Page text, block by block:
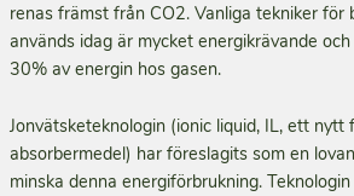
renas främst från CO2. Vanliga tekniker för
används idag är mycket energikrävande
30% av energin hos gasen.
Jonvätsketeknologin (ionic liquid, IL, ett nytt
absorbermedel) har föreslagits som en
minska denna energiförbrukning.